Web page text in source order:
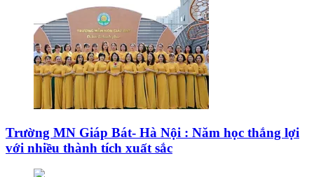
Trường MN Giáp Bát- Hà Nội : Năm học thắng lợi
với nhiều thành tích xuất sắc